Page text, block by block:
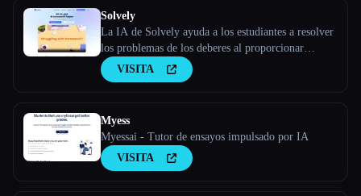
Solvely
La IA de Solvely ayuda a los estudiantes a resolver
los problemas de los deberes al proporcionar
explicaciones paso a paso de materias como
matemáticas, ciencias, artes liberales y economía, lo
VISITA
Myess
Myessai - Tutor de ensayos impulsado por IA
VISITA